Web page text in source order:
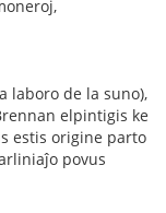
laboro de la suno),
elpintigis ke
estis origine parto
povus